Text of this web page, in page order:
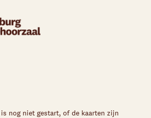
nog niet gestart, of de kaarten zijn